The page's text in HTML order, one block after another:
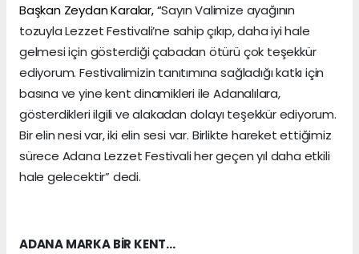
Başkan Zeydan Karalar, “Sayın Valimize ayağının
tozuyla Lezzet Festivali’ne sahip çıkıp, daha iyi hale
gelmesi için gösterdiği çabadan ötürü çok teşekkür
ediyorum. Festivalimizin tanıtımına sağladığı katkı için
basına ve yine kent dinamikleri ile Adanalılara,
gösterdikleri ilgili ve alakadan dolayı teşekkür ediyorum.
Bir elin nesi var, iki elin sesi var. Birlikte hareket ettiğimiz
sürece Adana Lezzet Festivali her geçen yıl daha etkili
hale gelecektir” dedi.
ADANA MARKA BİR KENT…